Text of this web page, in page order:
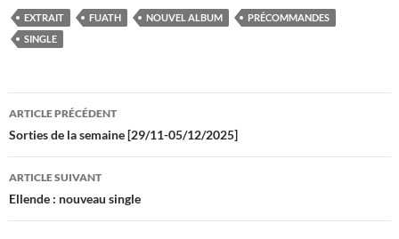
EXTRAIT FUATH NOUVEL ALBUM
PRÉCOMMANDES
SINGLE
Navigation
des
articles
ARTICLE PRÉCÉDENT
Sorties de la semaine [29/11-05/12/2025]
ARTICLE SUIVANT
Ellende : nouveau single